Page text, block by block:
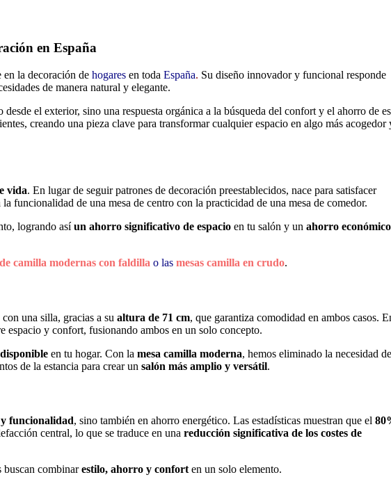
en España
en la decoración de hogares en toda España. Su diseño innovador y funcional responde
de manera natural y elegante.
el exterior, sino una respuesta orgánica a la búsqueda del confort y el ahorro de
creando una pieza clave para transformar cualquier espacio en algo más acogedor
vida. En lugar de seguir patrones de decoración preestablecidos, nace para satisfacer
funcionalidad de una mesa de centro con la practicidad de una mesa de comedor.
logrando asíun ahorro significativo de espacio en tu salón y un ahorro económico
camilla modernas con faldilla o las mesas camilla en crudo.
una silla, gracias a su altura de 71 cm, que garantiza comodidad en ambos casos.
espacio y confort, fusionando ambos en un solo concepto.
en tu hogar. Con la mesa camilla moderna, hemos eliminado la necesidad
de la estancia para crear un salón más amplio y versátil.
y funcionalidad, sino también en ahorro energético. Las estadísticas muestran que el
central, lo que se traduce en una reducción significativa de los costes de
buscan combinarestilo, ahorro y conforten un solo elemento.